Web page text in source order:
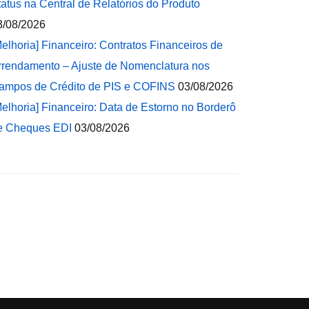
na Central de Relatórios do Produto
08/2026
Financeiro: Contratos Financeiros de
– Ajuste de Nomenclatura nos
de Crédito de PIS e COFINS 03/08/2026
Financeiro: Data de Estorno no Borderô
Cheques EDI 03/08/2026